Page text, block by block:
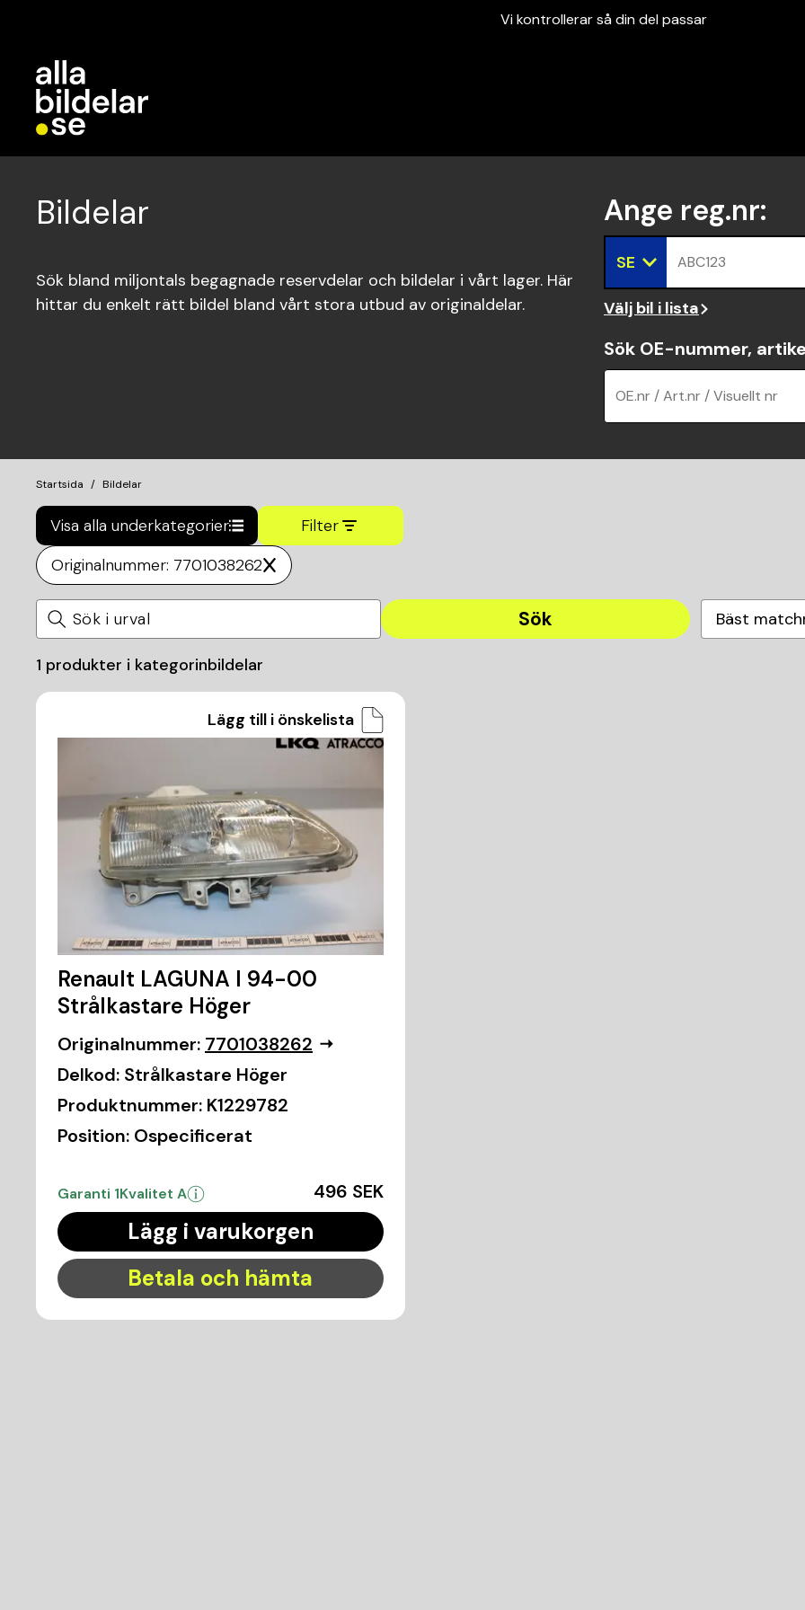
Vi kontrollerar så din del passar
Bildelar
Sök bland miljontals begagnade reservdelar och bildelar i vårt lager. Här
hittar du enkelt rätt bildel bland vårt stora utbud av originaldelar.
Ange reg.nr:
SE ABC123
Välj bil i lista
Sök OE-nummer,
OE.nr / Art.nr / Visuellt nr
Startsida Bildelar
Visa alla underkategorier
Filter
Originalnummer: 7701038262
Sök Bäst
1 produkter i kategorinbildelar
Lägg till i önskelista
Renault LAGUNA I 94-00
Strålkastare Höger
Originalnummer: 7701038262
Delkod: Strålkastare Höger
Produktnummer: K1229782
Position: Ospecificerat
Garanti 1Kvalitet A 496 SEK
Lägg i varukorgen
Betala och hämta